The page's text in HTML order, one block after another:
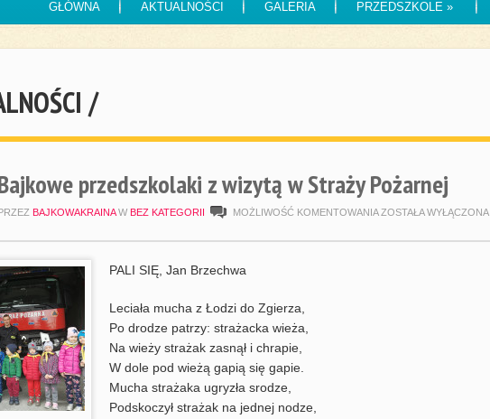
GŁÓWNA AKTUALNOŚCI GALERIA PRZEDSZKOLE»
/
przedszkolaki z wizytą w Straży Pożarnej
BAJKOWAKRAINA W BEZ KATEGORII MOŻLIWOŚĆ KOMENTOWANIA BAJKOWE
ZOSTAŁA WYŁĄCZONA
PALI SIĘ, Jan Brzechwa
Leciała mucha z Łodzi do Zgierza,
Po drodze patrzy: strażacka wieża,
Na wieży strażak zasnął i chrapie,
W dole pod wieżą gapią się gapie.
Mucha strażaka ugryzła srodze,
Podskoczył strażak na jednej nodze,